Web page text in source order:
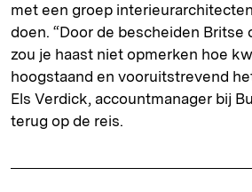
met een groep
doen. “Door de bescheiden Britse
zou je haast niet opmerken hoe
hoogstaand en vooruitstrevend
Els Verdick, accountmanager bij
terug op de reis.